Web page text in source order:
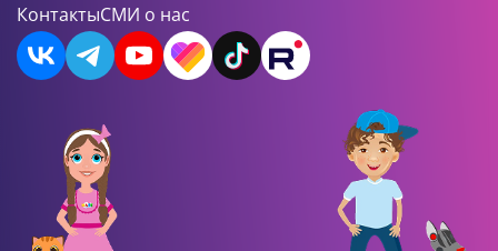
КонтактыСМИ о нас